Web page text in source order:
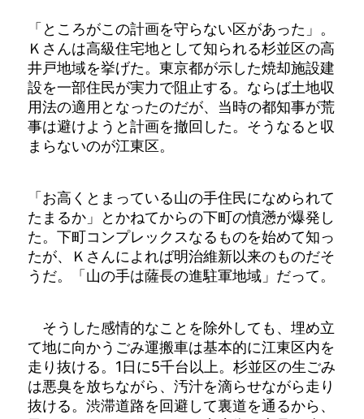
「ところがこの計画を守らない区があった」。
Ｋさんは高級住宅地として知られる杉並区の高
井戸地域を挙げた。東京都が示した焼却施設建
設を一部住民が実力で阻止する。ならば土地収
用法の適用となったのだが、当時の都知事が荒
事は避けようと計画を撤回した。そうなると収
まらないのが江東区。
「お高くとまっている山の手住民になめられて
たまるか」とかねてからの下町の憤懣が爆発し
た。下町コンプレックスなるものを始めて知っ
たが、Ｋさんによれば明治維新以来のものだそ
うだ。「山の手は薩長の進駐軍地域」だって。
そうした感情的なことを除外しても、埋め立
て地に向かうごみ運搬車は基本的に江東区内を
走り抜ける。1日に5千台以上。杉並区の生ごみ
は悪臭を放ちながら、汚汁を滴らせながら走り
抜ける。渋滞道路を回避して裏道を通るから、